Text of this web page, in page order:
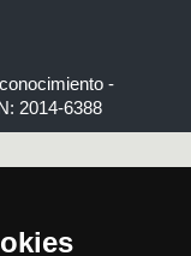
-
2014-6388